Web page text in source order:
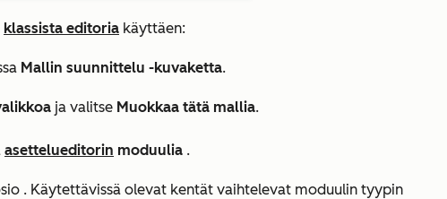
klassista editoria käyttäen:
Mallin suunnittelu -kuvaketta.
ja valitse Muokkaa tätä mallia.
asettelueditorin moduulia .
. Käytettävissä olevat kentät vaihtelevat moduulin tyypin